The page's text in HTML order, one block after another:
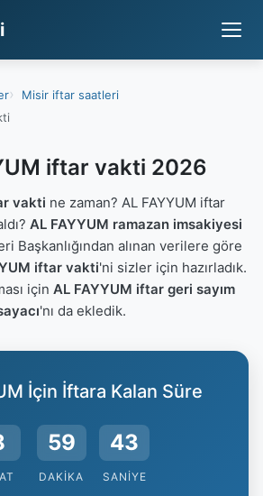
Misir iftar saatleri
iftar vakti 2026
vakti ne zaman? AL FAYYUM iftar
AL FAYYUM ramazan imsakiyesi
Başkanlığından alınan verilere göre
iftar vakti'ni sizler için hazırladık.
için AL FAYYUM iftar geri sayım
'nı da ekledik.
İçin İftara Kalan Süre
59
DAKIKA
42
SANIYE